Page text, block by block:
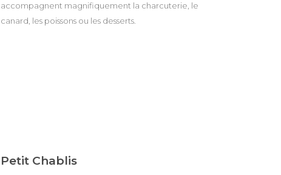
accompagnent magnifiquement la charcuterie, le
canard, les poissons ou les desserts.
Petit Chablis